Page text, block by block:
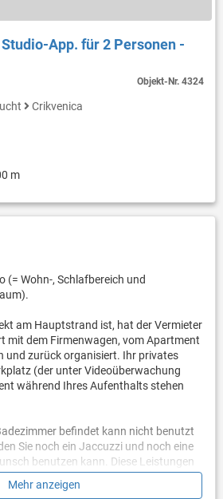
App. für 2 Personen -
Objekt-Nr.4324
Crikvenica
m
(= Wohn-, Schlafbereich und
am Hauptstrand ist, hat der Vermieter
mit dem Firmenwagen, vom Apartment
und zurück organisiert. Ihr privates
(der unter Videoüberwachung
während Ihres Aufenthalts stehen
befindet kann nicht benutzt
Sie noch ein Jaccuzzi und noch eine
benutzen kann. Diese Leistungen
Preis beträgt jeweils 5,00 Euro pro
für jede Leistung. Für Kinder bis 15
Mehr anzeigen